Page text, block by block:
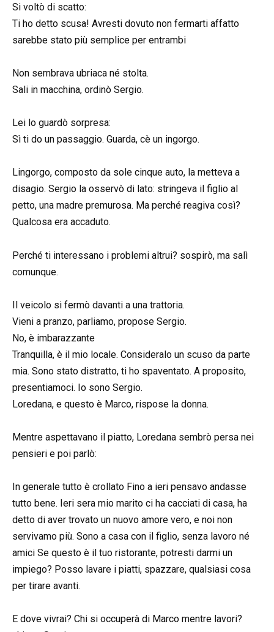
Si voltò di scatto:
Ti ho detto scusa! Avresti dovuto non fermarti affatto
sarebbe stato più semplice per entrambi
Non sembrava ubriaca né stolta.
Sali in macchina, ordinò Sergio.
Lei lo guardò sorpresa:
Sì ti do un passaggio. Guarda, cè un ingorgo.
Lingorgo, composto da sole cinque auto, la metteva a
disagio. Sergio la osservò di lato: stringeva il figlio al
petto, una madre premurosa. Ma perché reagiva così?
Qualcosa era accaduto.
Perché ti interessano i problemi altrui? sospirò, ma salì
comunque.
Il veicolo si fermò davanti a una trattoria.
Vieni a pranzo, parliamo, propose Sergio.
No, è imbarazzante
Tranquilla, è il mio locale. Consideralo un scuso da parte
mia. Sono stato distratto, ti ho spaventato. A proposito,
presentiamoci. Io sono Sergio.
Loredana, e questo è Marco, rispose la donna.
Mentre aspettavano il piatto, Loredana sembrò persa nei
pensieri e poi parlò:
In generale tutto è crollato Fino a ieri pensavo andasse
tutto bene. Ieri sera mio marito ci ha cacciati di casa, ha
detto di aver trovato un nuovo amore vero, e noi non
servivamo più. Sono a casa con il figlio, senza lavoro né
amici Se questo è il tuo ristorante, potresti darmi un
impiego? Posso lavare i piatti, spazzare, qualsiasi cosa
per tirare avanti.
E dove vivrai? Chi si occuperà di Marco mentre lavori?